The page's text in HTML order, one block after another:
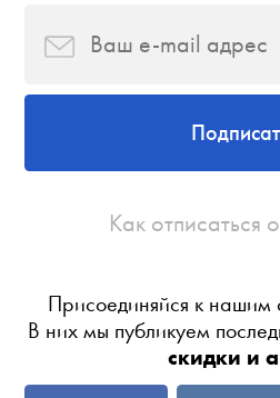
Как отписаться
Присоединяйся к нашим
В них мы публикуем
скидки и